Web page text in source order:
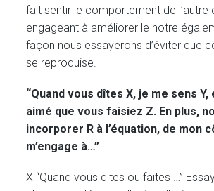
fait sentir le comportement de l’autre
engageant à améliorer le notre
façon nous essayerons d’éviter que
se reproduise.
“Quand vous dîtes X, je me sens Y,
aimé que vous faisiez Z. En plus,
incorporer R à l’équation, de mon
m’engage à…”
X “Quand vous dites ou faites …”